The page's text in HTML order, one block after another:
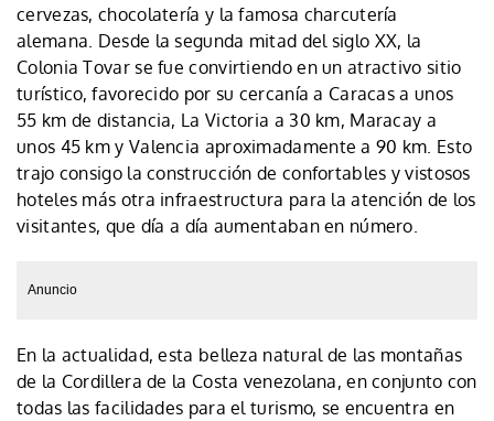
cervezas, chocolatería y la famosa charcutería
alemana. Desde la segunda mitad del siglo XX, la
Colonia Tovar se fue convirtiendo en un atractivo sitio
turístico, favorecido por su cercanía a Caracas a unos
55 km de distancia, La Victoria a 30 km, Maracay a
unos 45 km y Valencia aproximadamente a 90 km. Esto
trajo consigo la construcción de confortables y vistosos
hoteles más otra infraestructura para la atención de los
visitantes, que día a día aumentaban en número.
Anuncio
En la actualidad, esta belleza natural de las montañas
de la Cordillera de la Costa venezolana, en conjunto con
todas las facilidades para el turismo, se encuentra en